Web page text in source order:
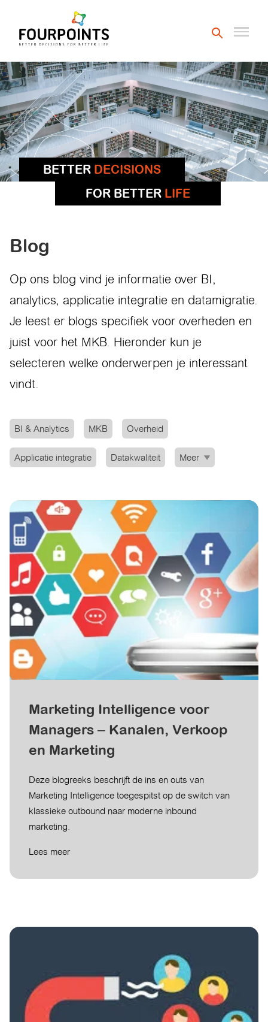
BETTER DECISIONS
FOR BETTER LIFE
Blog
Op ons blog vind je informatie over BI,
analytics, applicatie integratie en datamigratie.
Je leest er blogs specifiek voor overheden en
juist voor het MKB. Hieronder kun je
selecteren welke onderwerpen je interessant
vindt.
BI & Analytics MKB Overheid
Applicatie integratie Datakwaliteit Meer
Marketing Intelligence voor
Managers – Kanalen, Verkoop
en Marketing
Deze blogreeks beschrijft de ins en outs van
Marketing Intelligence toegespitst op de switch van
klassieke outbound naar moderne inbound
marketing.
Lees meer